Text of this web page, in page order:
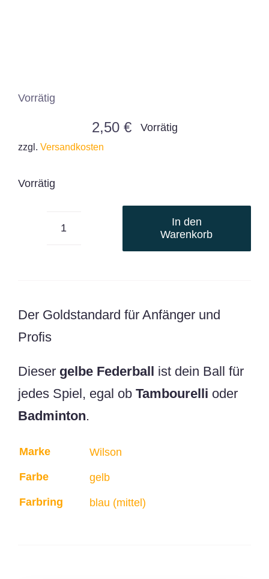
Vorrätig
2,50 € Vorrätig
zzgl. Versandkosten
Vorrätig
blauer
In den
Warenkorb
Der Goldstandard für Anfänger und
Profis
Dieser gelbe Federball ist dein Ball für
jedes Spiel, egal ob Tambourelli oder
Badminton.
Gewicht 0,16 kg
Größe 7 × 7 × 8 cm
Marke Wilson
Farbe gelb
Farbring blau (mittel)